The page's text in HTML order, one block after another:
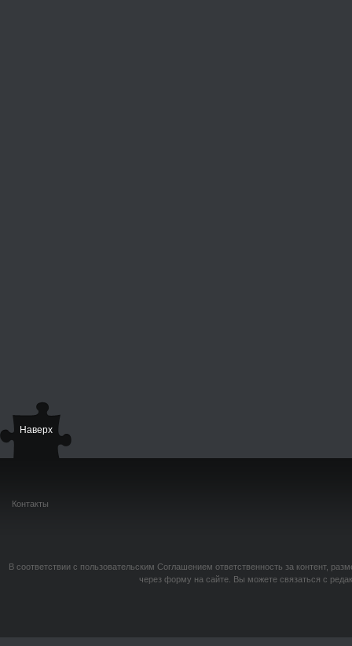
Наверх
Контакты
В соответствии с пользовательским Соглашением ответственность за контент,
через форму на сайте. Вы можете связаться с